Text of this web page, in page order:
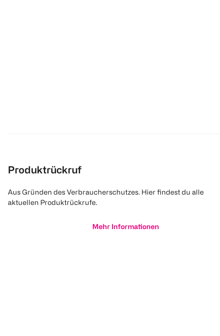
Produktrückruf
Aus Gründen des Verbraucherschutzes. Hier findest du alle
aktuellen Produktrückrufe.
Mehr Informationen